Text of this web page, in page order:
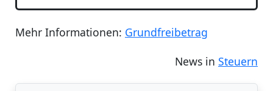
Mehr Informationen: Grundfreibetrag
News in Steuern